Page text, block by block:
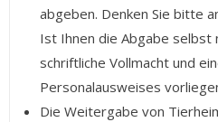
abgeben. Denken Sie bitte
Ist Ihnen die Abgabe selbst
schriftliche Vollmacht und
Personalausweises
Die Weitergabe von